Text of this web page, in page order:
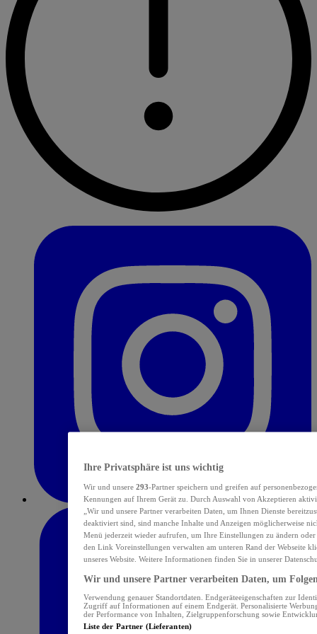
Ihre Privatsphäre ist uns wichtig
Wir und unsere 293-Partner speichern und greifen auf
Kennungen auf Ihrem Gerät zu. Durch Auswahl von Akzeptieren
„Wir und unsere Partner verarbeiten Daten, um Ihnen Dienste
deaktiviert sind, sind manche Inhalte und Anzeigen möglicherweise
Menü jederzeit wieder aufrufen, um Ihre Einstellungen zu ändern
den Link Voreinstellungen verwalten am unteren Rand der Webseite
unseres Website. Weitere Informationen finden Sie in unserer
Wir und unsere Partner verarbeiten Daten, um
Verwendung genauer Standortdaten. Endgeräteeigenschaften zur
Zugriff auf Informationen auf einem Endgerät. Personalisierte
der Performance von Inhalten, Zielgruppenforschung sowie
Liste der Partner (Lieferanten)